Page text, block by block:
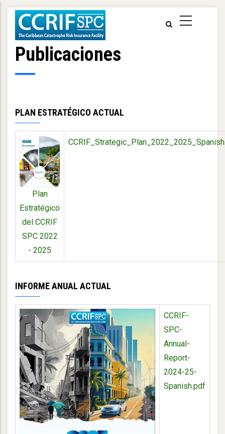
Pasar
contenido
principal
Publicaciones
PLAN ESTRATÉGICO ACTUAL
Plan
Estratégico
del CCRIF
SPC 2022
- 2025
INFORME ANUAL ACTUAL
CCRIF-
SPC-
Annual-
Report-
2024-25-
Spanish.pdf